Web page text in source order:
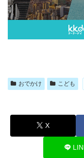
おでかけ こども
X